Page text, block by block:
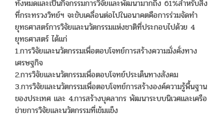
ทั้งหมดและเป็นกิจกรรมการวิจัยและพัฒนามากถึง 61%สำหรับสิ่ง
ที่กระทรวงวิทย์ฯ จะขับเคลื่อนต่อไปในอนาคตคือการร่วมจัดทำ
ยุทธศาสตร์การวิจัยและนวัตกรรมแห่งชาติที่ประกอบไปด้วย 4
ยุทธศาสตร์ ได้แก่
1.การวิจัยและนวัตกรรมเพื่อตอบโจทย์การสร้างความมั่งคั่งทาง
เศรษฐกิจ
2.การวิจัยและนวัตกรรมเพื่อตอบโจทย์ประเด็นทางสังคม
3.การวิจัยและนวัตกรรมเพื่อตอบโจทย์การสร้างองค์ความรู้พื้นฐาน
ของประเทศ และ 4.การสร้างบุคลากร พัฒนาระบบนิเวศและเครือ
ข่ายการวิจัยและนวัตกรรมที่เข้มแข็ง